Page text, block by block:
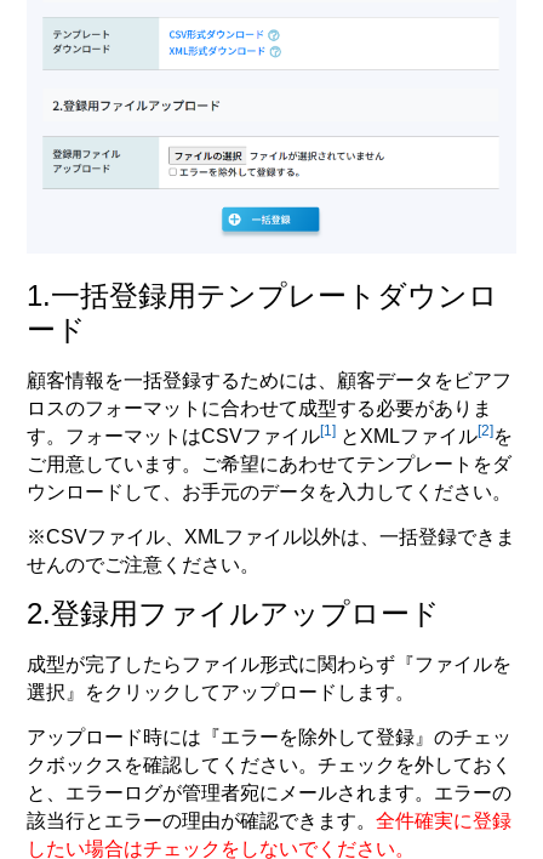
1.一括登録用テンプレートダウンロ
ード
顧客情報を一括登録するためには、顧客データをビアフ
ロスのフォーマットに合わせて成型する必要がありま
す。フォーマットはCSVファイル[1] とXMLファイル[2]を
ご用意しています。ご希望にあわせてテンプレートをダ
ウンロードして、お手元のデータを入力してください。
※CSVファイル、XMLファイル以外は、一括登録できま
せんのでご注意ください。
2.登録用ファイルアップロード
成型が完了したらファイル形式に関わらず 『ファイルを
選択』 をクリックしてアップロードします。
アップロード時には『エラーを除外して登録 』のチェッ
クボックスを確認してください。チェックを外しておく
と、エラーログが管理者宛にメールされます。エラーの
該当行とエラーの理由が確認できます。全件確実に登録
したい場合はチェックをしないでください。